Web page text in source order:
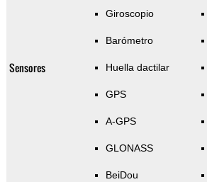
Sensores
Giroscopio
Barómetro
Huella dactilar
GPS
A-GPS
GLONASS
BeiDou